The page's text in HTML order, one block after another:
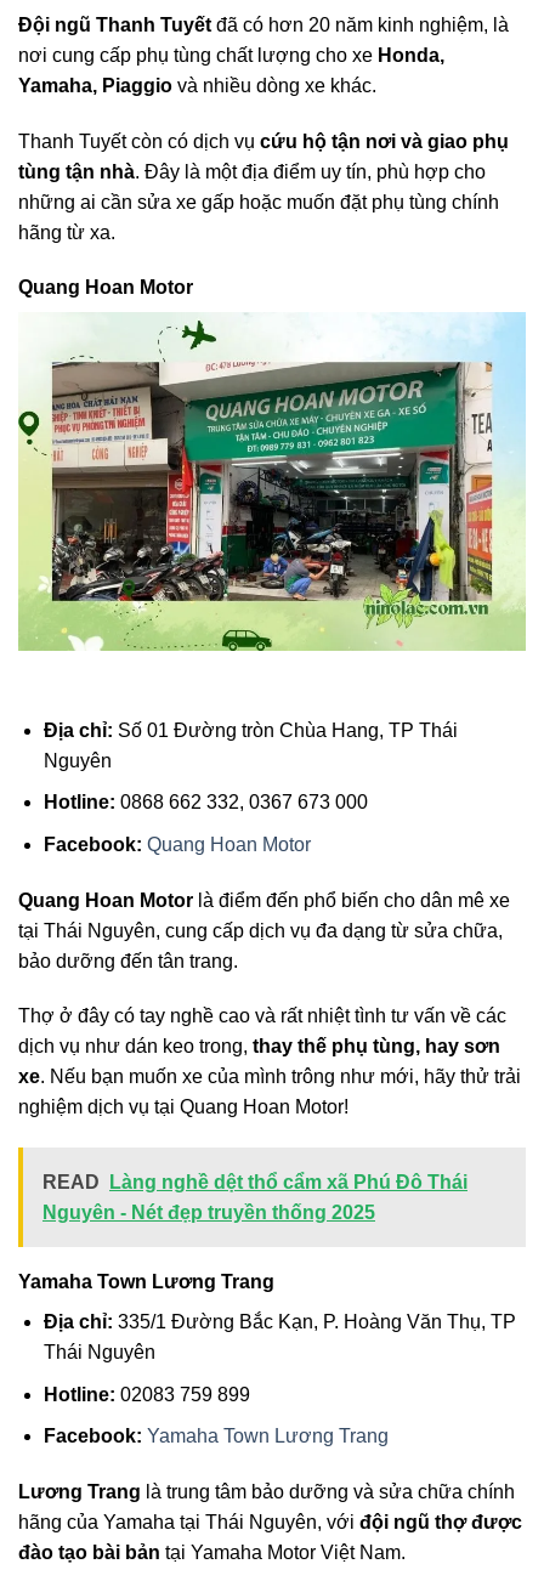
Đội ngũ Thanh Tuyết đã có hơn 20 năm kinh nghiệm, là
nơi cung cấp phụ tùng chất lượng cho xe Honda,
Yamaha, Piaggio và nhiều dòng xe khác.
Thanh Tuyết còn có dịch vụ cứu hộ tận nơi và giao phụ
tùng tận nhà. Đây là một địa điểm uy tín, phù hợp cho
những ai cần sửa xe gấp hoặc muốn đặt phụ tùng chính
hãng từ xa.
Quang Hoan Motor
Địa chỉ: Số 01 Đường tròn Chùa Hang, TP Thái
Nguyên
Hotline: 0868 662 332, 0367 673 000
Facebook: Quang Hoan Motor
Quang Hoan Motor là điểm đến phổ biến cho dân mê xe
tại Thái Nguyên, cung cấp dịch vụ đa dạng từ sửa chữa,
bảo dưỡng đến tân trang.
Thợ ở đây có tay nghề cao và rất nhiệt tình tư vấn về các
dịch vụ như dán keo trong, thay thế phụ tùng, hay sơn
xe. Nếu bạn muốn xe của mình trông như mới, hãy thử trải
nghiệm dịch vụ tại Quang Hoan Motor!
READ
Làng nghề dệt thổ cẩm xã Phú Đô Thái
Nguyên - Nét đẹp truyền thống 2025
Yamaha Town Lương Trang
Địa chỉ: 335/1 Đường Bắc Kạn, P. Hoàng Văn Thụ, TP
Thái Nguyên
Hotline: 02083 759 899
Facebook: Yamaha Town Lương Trang
Lương Trang là trung tâm bảo dưỡng và sửa chữa chính
hãng của Yamaha tại Thái Nguyên, với đội ngũ thợ được
đào tạo bài bản tại Yamaha Motor Việt Nam.